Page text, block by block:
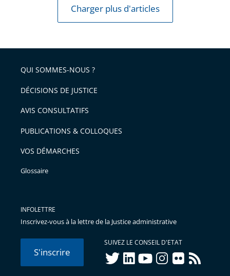
Charger plus d'articles
QUI SOMMES-NOUS ?
DÉCISIONS DE JUSTICE
AVIS CONSULTATIFS
PUBLICATIONS & COLLOQUES
VOS DÉMARCHES
Glossaire
INFOLETTRE
Inscrivez-vous à la lettre de la Justice administrative
S'inscrire
SUIVEZ LE CONSEIL D'ETAT
twitterlinkedInyoutubeinstagram
flickr rss